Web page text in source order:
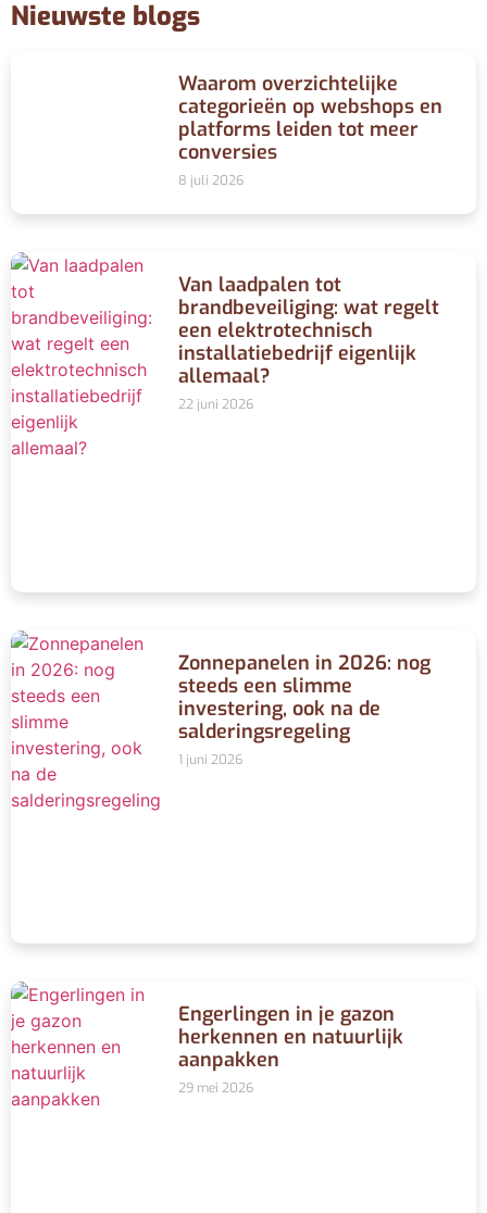
Nieuwste blogs
Waarom overzichtelijke
categorieën op webshops en
platforms leiden tot meer
conversies
8 juli 2026
Van laadpalen tot
brandbeveiliging: wat regelt
een elektrotechnisch
installatiebedrijf eigenlijk
allemaal?
22 juni 2026
Zonnepanelen in 2026: nog
steeds een slimme
investering, ook na de
salderingsregeling
1 juni 2026
Engerlingen in je gazon
herkennen en natuurlijk
aanpakken
29 mei 2026